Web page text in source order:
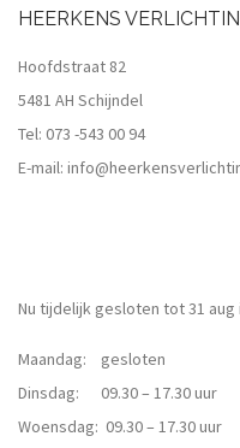
HEERKENS
Hoofdstraat 82
5481 AH Schijndel
Tel: 073 -543 00 94
E-mail:
Nu tijdelijk gesloten tot 31 aug
Maandag: gesloten
Dinsdag: 09.30 – 17.30 uur
Woensdag: 09.30 – 17.30 uur